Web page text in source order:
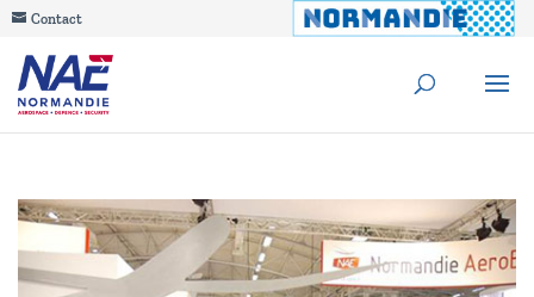
Contact